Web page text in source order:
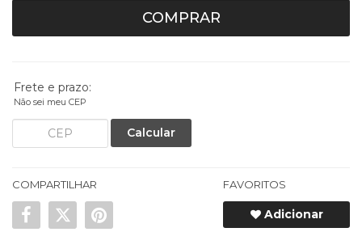
COMPRAR
Frete e prazo:
Não sei meu CEP
Calcular
COMPARTILHAR FAVORITOS
Adicionar